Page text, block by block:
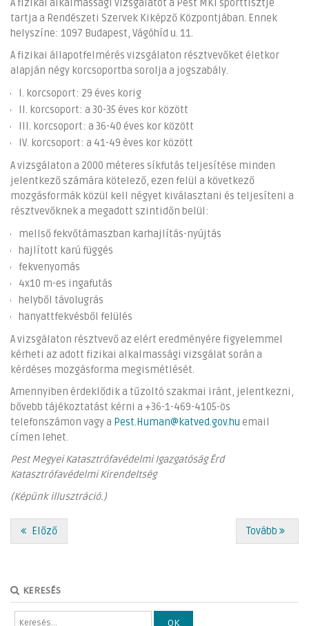
A fizikai alkalmassági vizsgálatot a Pest MKI sporttisztje
tartja a Rendészeti Szervek Kiképző Központjában. Ennek
helyszíne: 1097 Budapest, Vágóhíd u. 11.
A fizikai állapotfelmérés vizsgálaton résztvevőket életkor
alapján négy korcsoportba sorolja a jogszabály.
I. korcsoport: 29 éves korig
II. korcsoport: a 30-35 éves kor között
III. korcsoport: a 36-40 éves kor között
IV. korcsoport: a 41-49 éves kor között
A vizsgálaton a 2000 méteres síkfutás teljesítése minden
jelentkező számára kötelező, ezen felül a következő
mozgásformák közül kell négyet kiválasztani és teljesíteni a
résztvevőknek a megadott szintidőn belül:
mellső fekvőtámaszban karhajlítás-nyújtás
hajlított karú függés
fekvenyomás
4x10 m-es ingafutás
helyből távolugrás
hanyattfekvésből felülés
A vizsgálaton résztvevő az elért eredményére figyelemmel
kérheti az adott fizikai alkalmassági vizsgálat során a
kérdéses mozgásforma megismétlését.
Amennyiben érdeklődik a tűzoltó szakmai iránt, jelentkezni,
bővebb tájékoztatást kérni a +36-1-469-4105-ös
telefonszámon vagy a Pest.Human@katved.gov.hu email
címen lehet.
Pest Megyei Katasztrófavédelmi Igazgatóság Érd
Katasztrófavédelmi Kirendeltség
(Képünk illusztráció.)
Előző Tovább
KERESÉS
OK